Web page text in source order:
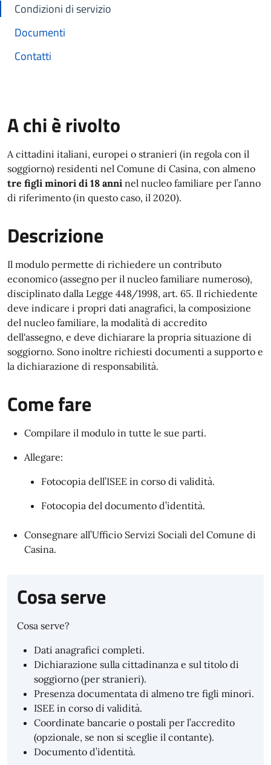
Condizioni di servizio
Documenti
Contatti
A chi è rivolto
A cittadini italiani, europei o stranieri (in regola con il
soggiorno) residenti nel Comune di Casina, con almeno
tre figli minori di 18 anni nel nucleo familiare per l’anno
di riferimento (in questo caso, il 2020).
Descrizione
Il modulo permette di richiedere un contributo
economico (assegno per il nucleo familiare numeroso),
disciplinato dalla Legge 448/1998, art. 65. Il richiedente
deve indicare i propri dati anagrafici, la composizione
del nucleo familiare, la modalità di accredito
dell'assegno, e deve dichiarare la propria situazione di
soggiorno. Sono inoltre richiesti documenti a supporto e
la dichiarazione di responsabilità.
Come fare
Compilare il modulo in tutte le sue parti.
Allegare:
Fotocopia dell’ISEE in corso di validità.
Fotocopia del documento d’identità.
Consegnare all’Ufficio Servizi Sociali del Comune di
Casina.
Cosa serve
Cosa serve?
Dati anagrafici completi.
Dichiarazione sulla cittadinanza e sul titolo di
soggiorno (per stranieri).
Presenza documentata di almeno tre figli minori.
ISEE in corso di validità.
Coordinate bancarie o postali per l’accredito
(opzionale, se non si sceglie il contante).
Documento d’identità.